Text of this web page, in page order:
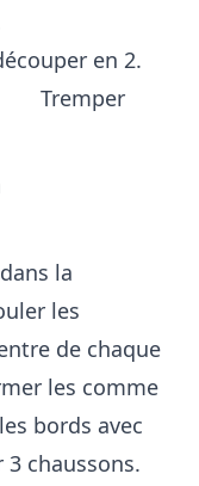
en 2.
Tremper
la
les
de chaque
les comme
bords avec
chaussons.